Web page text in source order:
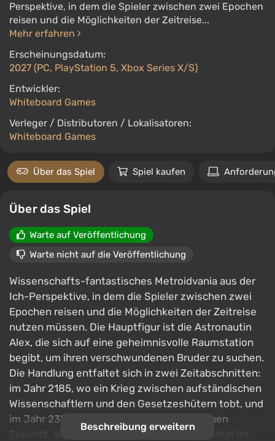
Perspektive, in dem die Spieler zwischen zwei Epochen
reisen und die Möglichkeiten der Zeitreise...
Mehr erfahren
Erscheinungsdatum:
2027 (PC, PlayStation 5, Xbox Series X/S)
Entwickler:
Whiteboard Games
Verleger / Distributoren / Lokalisatoren:
Whiteboard Games
Über das Spiel Spiel kaufen
Über das Spiel
Warte auf Veröffentlichung
Warte nicht auf die Veröffentlichung
Wissenschafts-fantastisches Metroidvania aus der
Ich-Perspektive, in dem die Spieler zwischen zwei
Epochen reisen und die Möglichkeiten der Zeitreise
nutzen müssen. Die Hauptfigur ist die Astronautin
Alex, die sich auf eine geheimnisvolle Raumstation
begibt, um ihren verschwundenen Bruder zu suchen.
Die Handlung entfaltet sich in zwei Zeitabschnitten:
im Jahr 2185, wo ein Krieg zwischen aufständischen
Wissenschaftlern und den Gesetzeshütern tobt, und
im Jahr 2385 – in einer post-apokalyptischen
Zukunft, die von Monstern und Ruinen geprägt ist.
Beschreibung erweitern